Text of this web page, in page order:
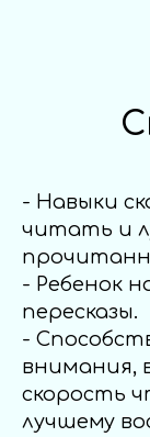
- Навыки
читать и
- Ребенок
пересказы.
-
внимания,
скорость
лучшему